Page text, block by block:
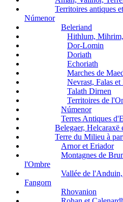
Territoires antiques
Númenor
Beleriand
Hithlum,
Dor-Lomin
Doriath
Echoriath
Marches de
Nevrast, Falas
Talath Dirnen
Territoires de
Númenor
Terres Antiques
Belegaer, Helcaraxë
Terre du Milieu à
Arnor et Eriador
Montagnes de
l'Ombre
Vallée de
Fangorn
Rhovanion